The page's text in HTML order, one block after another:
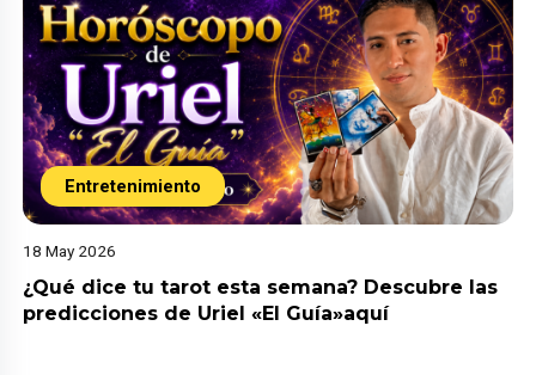
Entretenimiento
18 May 2026
¿Qué dice tu tarot esta semana? Descubre las
predicciones de Uriel «El Guía»aquí